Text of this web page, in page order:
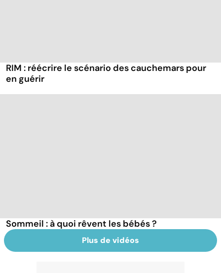
RIM : réécrire le scénario des cauchemars pour
en guérir
Sommeil : à quoi rêvent les bébés ?
Plus de vidéos